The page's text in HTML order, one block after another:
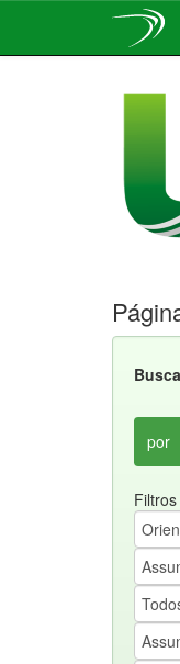
por